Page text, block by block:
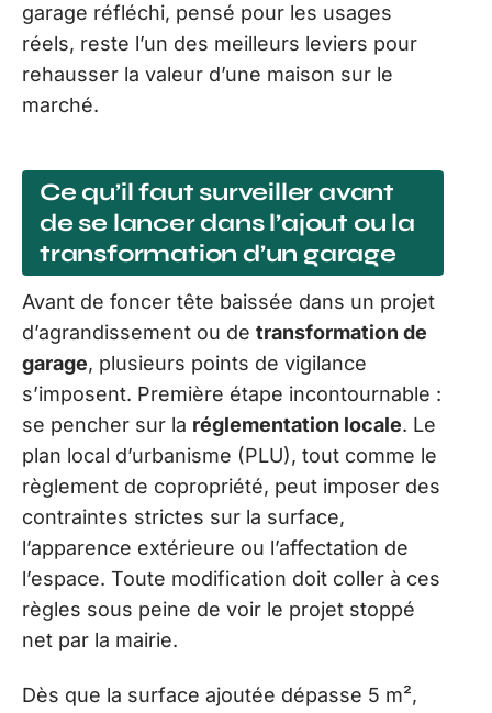
garage réfléchi, pensé pour les usages
réels, reste l’un des meilleurs leviers pour
rehausser la valeur d’une maison sur le
marché.
Ce qu’il faut surveiller avant
de se lancer dans l’ajout ou la
transformation d’un garage
Avant de foncer tête baissée dans un projet
d’agrandissement ou de transformation de
garage, plusieurs points de vigilance
s’imposent. Première étape incontournable :
se pencher sur la réglementation locale. Le
plan local d’urbanisme (PLU), tout comme le
règlement de copropriété, peut imposer des
contraintes strictes sur la surface,
l’apparence extérieure ou l’affectation de
l’espace. Toute modification doit coller à ces
règles sous peine de voir le projet stoppé
net par la mairie.
Dès que la surface ajoutée dépasse 5 m²,